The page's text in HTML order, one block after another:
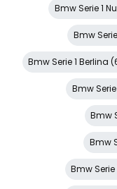
Bmw Serie 1
Bmw
Bmw Serie 1 Berlina
Bmw
Bmw
Bmw
Bmw